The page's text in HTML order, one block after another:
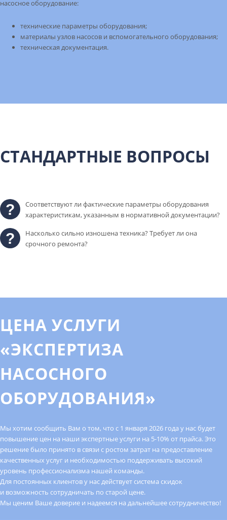
насосное оборудование:
технические параметры оборудования;
материалы узлов насосов и вспомогательного оборудования;
техническая документация.
СТАНДАРТНЫЕ ВОПРОСЫ
Соответствуют ли фактические параметры оборудования
характеристикам, указанным в нормативной документации?
Насколько сильно изношена техника? Требует ли она
срочного ремонта?
ЦЕНА УСЛУГИ
«ЭКСПЕРТИЗА
НАСОСНОГО
ОБОРУДОВАНИЯ»
Мы хотим сообщить Вам о том, что с 1 января 2026 года у нас будет
повышение цен на наши экспертные услуги на 5-10% от прайса. Это
решение было принято в связи с ростом затрат на предоставление
качественных услуг и необходимостью поддерживать высокий
уровень профессионализма нашей команды.
Для постоянных клиентов у нас действует система скидок
и возможность сотрудничать по старой цене.
Мы ценим Ваше доверие и надеемся на дальнейшее сотрудничество!